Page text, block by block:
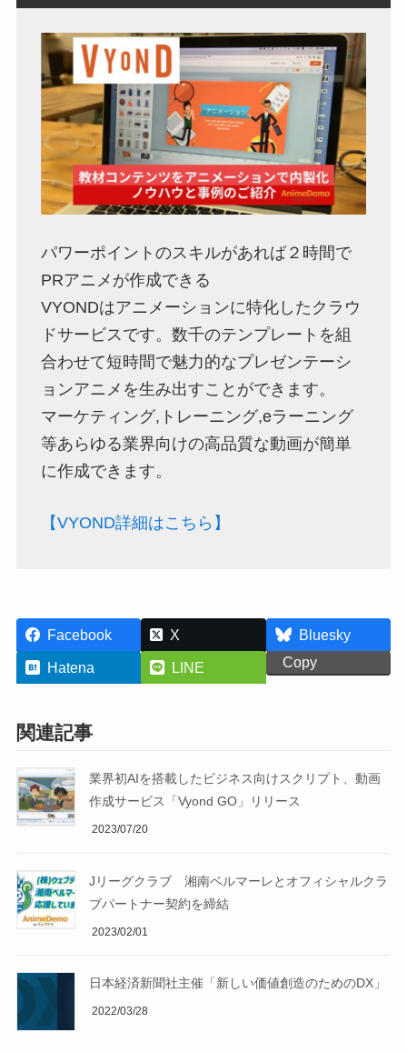
パワーポイントのスキルがあれば２時間で
PRアニメが作成できる
VYONDはアニメーションに特化したクラウ
ドサービスです。数千のテンプレートを組
合わせて短時間で魅力的なプレゼンテーシ
ョンアニメを生み出すことができます。
マーケティング,トレーニング,eラーニング
等あらゆる業界向けの高品質な動画が簡単
に作成できます。
【VYOND詳細はこちら】
Facebook X
Bluesky
Hatena
LINE Copy
関連記事
業界初AIを搭載したビジネス向けスクリプト、動画
作成サービス「Vyond GO」リリース
2023/07/20
Jリーグクラブ 湘南ベルマーレとオフィシャルクラ
ブパートナー契約を締結
2023/02/01
日本経済新聞社主催「新しい価値創造のためのDX」
2022/03/28